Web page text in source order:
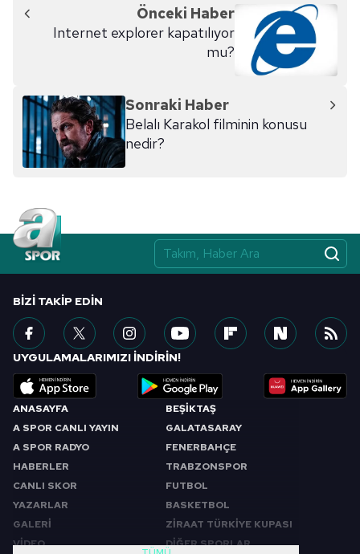
Önceki Haber
Internet explorer kapatılıyor
mu?
Sonraki Haber
Belalı Karakol filminin konusu
nedir?
ANASAYFA
A SPOR CANLI YAYIN
A SPOR RADYO
HABERLER
CANLI SKOR
YAZARLAR
GALERİ
VİDEO
BEŞİKTAŞ
GALATASARAY
FENERBAHÇE
TRABZONSPOR
FUTBOL
BASKETBOL
ZİRAAT TÜRKİYE KUPASI
DİĞER SPORLAR
BIZI TAKIP EDIN
UYGULAMALARIMIZI İNDİRİN!